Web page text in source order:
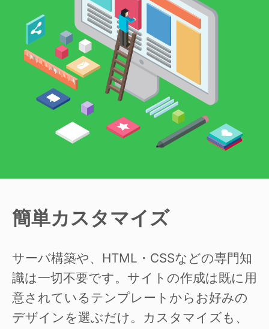
簡単カスタマイズ
サーバ構築や、HTML・CSSなどの専門知
識は一切不要です。サイトの作成は既に用
意されているテンプレートからお好みの
デザインを選ぶだけ。カスタマイズも、